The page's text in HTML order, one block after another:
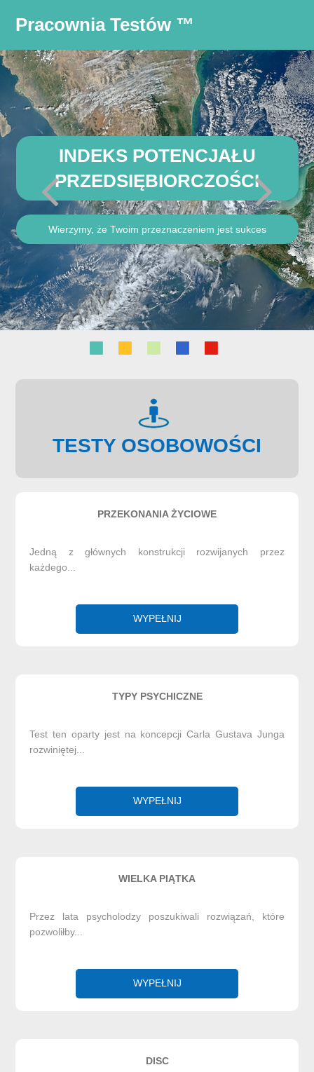
Pracownia Testów ™
INDEKS POTENCJAŁU
PRZEDSIĘBIORCZOŚCI
Wierzymy, że Twoim przeznaczeniem jest sukces
TESTY OSOBOWOŚCI
PRZEKONANIA ŻYCIOWE
Jedną z głównych konstrukcji rozwijanych przez
każdego...
WYPEŁNIJ
TYPY PSYCHICZNE
Test ten oparty jest na koncepcji Carla Gustava Junga
rozwiniętej...
WYPEŁNIJ
WIELKA PIĄTKA
Przez lata psycholodzy poszukiwali rozwiązań, które
pozwoliłby...
WYPEŁNIJ
DISC